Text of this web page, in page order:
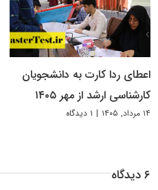
اعطای ردا کارت به دانشجویان
کارشناسی ارشد از مهر ۱۴۰۵
۱۴ مرداد, ۱۴۰۵ | ۱ دیدگاه
۶ دیدگاه